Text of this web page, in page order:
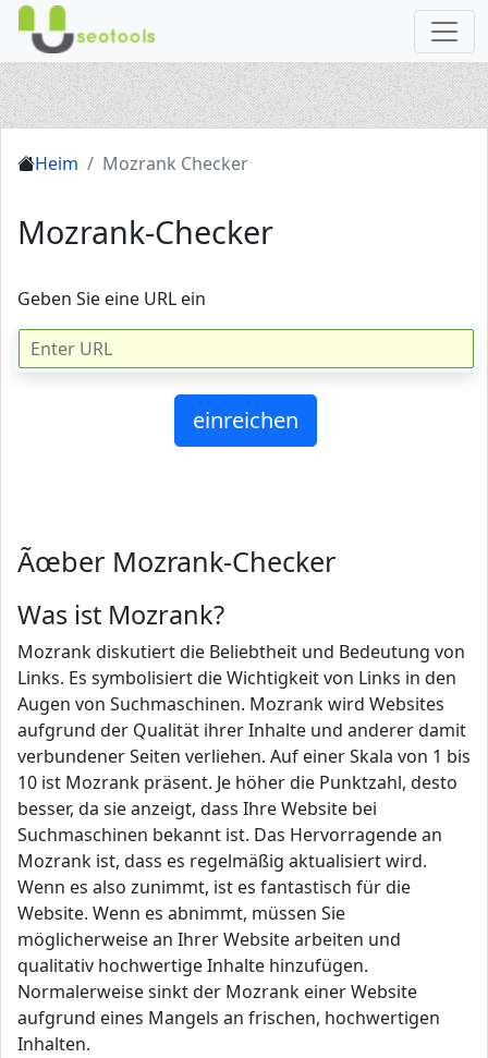
Heim Mozrank Checker
Mozrank-Checker
Geben Sie eine URL ein
Ãœber Mozrank-Checker
Was ist Mozrank?
Mozrank diskutiert die Beliebtheit und Bedeutung von
Links. Es symbolisiert die Wichtigkeit von Links in den
Augen von Suchmaschinen. Mozrank wird Websites
aufgrund der Qualität ihrer Inhalte und anderer damit
verbundener Seiten verliehen. Auf einer Skala von 1 bis
10 ist Mozrank präsent. Je höher die Punktzahl, desto
besser, da sie anzeigt, dass Ihre Website bei
Suchmaschinen bekannt ist. Das Hervorragende an
Mozrank ist, dass es regelmäßig aktualisiert wird.
Wenn es also zunimmt, ist es fantastisch für die
Website. Wenn es abnimmt, müssen Sie
möglicherweise an Ihrer Website arbeiten und
qualitativ hochwertige Inhalte hinzufügen.
Normalerweise sinkt der Mozrank einer Website
aufgrund eines Mangels an frischen, hochwertigen
Inhalten.